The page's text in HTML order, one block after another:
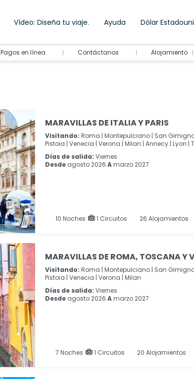
Vídeo: Diseña tu viaje. Ayuda Dólar
Pagos en línea Contáctanos Alojamiento
MARAVILLAS DE ITALIA Y PARIS
Visitando: Roma | Montepulciano | San
Pistoia | Venecia | Verona | Milan | Annecy | Lyon |
Días de salida: Viernes
Desde agosto 2026 Amarzo 2027
10 Noches 1 Circuitos 26 Alojamientos
MARAVILLAS DE ROMA, TOSCANA Y
Visitando: Roma | Montepulciano | San
Pistoia | Venecia | Verona | Milan
Días de salida: Viernes
Desde agosto 2026 Amarzo 2027
7 Noches 1 Circuitos 20 Alojamientos